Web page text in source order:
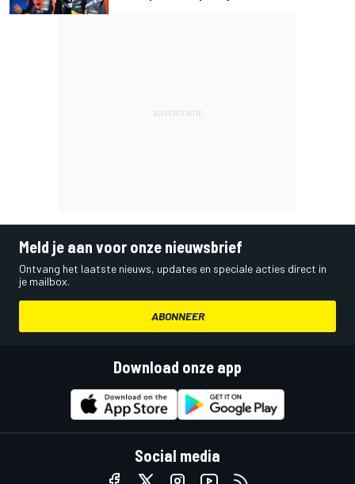
Meld je aan voor onze nieuwsbrief
Ontvang het laatste nieuws, updates en speciale acties direct in
je mailbox.
ABONNEER
Download onze app
Social media